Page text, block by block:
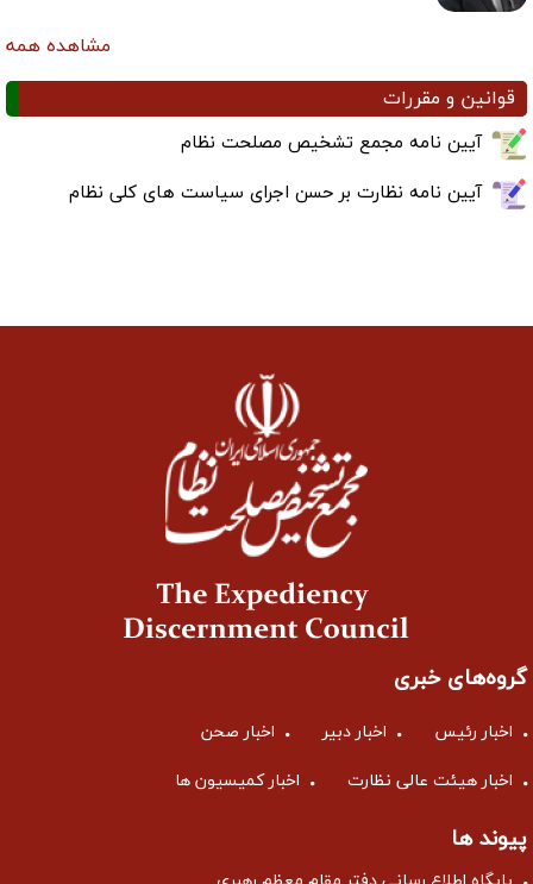
مشاهده همه
قوانین و مقررات
آیین نامه مجمع تشخیص مصلحت نظام
آیین نامه نظارت بر حسن اجرای سیاست های کلی نظام
گروه‌های خبری
اخبار رئیس اخبار دبیر اخبار صحن
اخبار هیئت عالی نظارت اخبار کمیسیون ها
پیوند ها